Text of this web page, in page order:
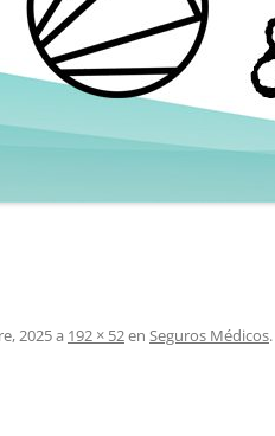
2025a 192 × 52en Seguros Médicos.